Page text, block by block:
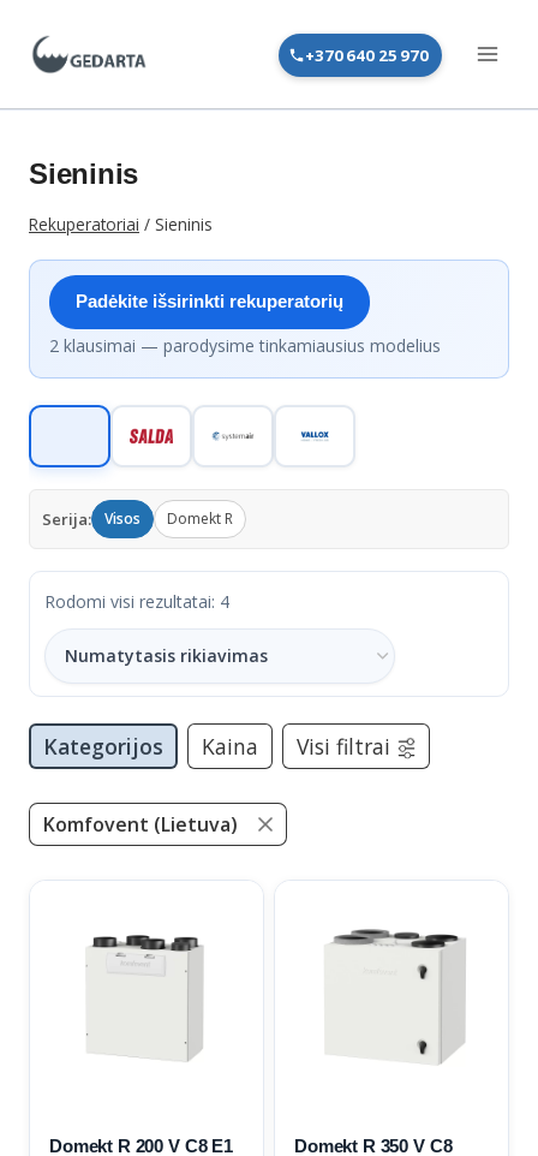
+370 640 25 970
Sieninis
Rekuperatoriai / Sieninis
Padėkite išsirinkti rekuperatorių
2 klausimai — parodysime tinkamiausius modelius
Serija: Visos Domekt R
Rodomi visi rezultatai: 4
Kategorijos Kaina Visi filtrai
Komfovent (Lietuva)
Domekt R 200 V C8 E1
Domekt R 350 V C8